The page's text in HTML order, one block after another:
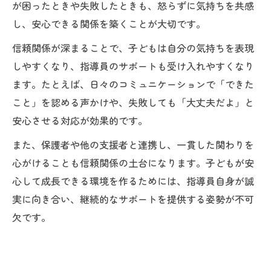
が困ったときや失敗したときも、怒らずに気持ちを共感
し、安心できる関係を築くことが大切です。
信頼関係が深まることで、子どもは自分の気持ちを表現
しやすくなり、指導員のサポートも受け入れやすくなり
ます。たとえば、日々のコミュニケーションで「できた
こと」を認める声かけや、失敗しても「大丈夫だよ」と
安心させる対応が効果的です。
また、保護者や他の支援者と連携し、一貫した関わりを
心がけることも信頼関係の土台になります。子どもが安
心して成長できる環境を作るためには、指導員自身が誠
実に向き合い、継続的なサポートを提供する姿勢が不可
欠です。